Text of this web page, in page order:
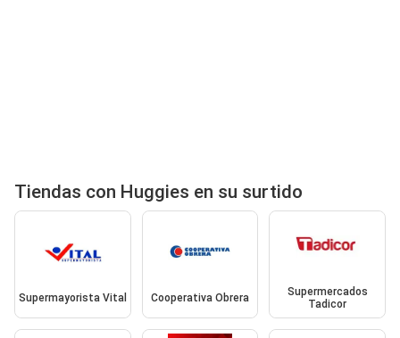
Tiendas con Huggies en su surtido
Supermayorista Vital Cooperativa Obrera
Supermercados
Tadicor